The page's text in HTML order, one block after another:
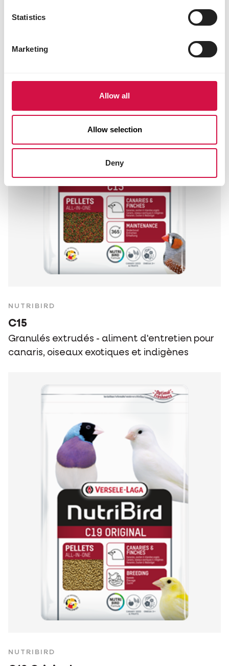
Statistics
Marketing
Allow all
Allow selection
Deny
NUTRIBIRD
C15
Granulés extrudés - aliment d'entretien pour
canaris, oiseaux exotiques et indigènes
NUTRIBIRD